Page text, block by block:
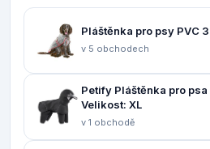
Pláštěnka pro psy PVC
v 5 obchodech
Petify Pláštěnka pro
Velikost: XL
v 1 obchodě